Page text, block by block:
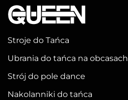
wariantów.
Opcje
można
wybrać
na
stronie
produktu
Stroje do Tańca
Ubrania do tańca na obcasach
Strój do pole dance
Nakolanniki do tańca